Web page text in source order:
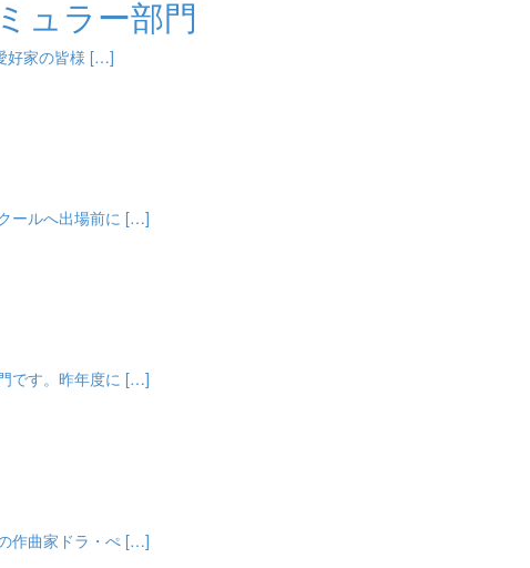
ュラー部門
好家の皆様 […]
ールへ出場前に […]
です。昨年度に […]
作曲家ドラ・ぺ […]